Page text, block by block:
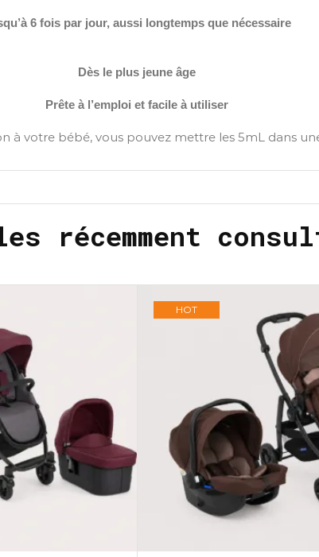
6 fois par jour, aussi longtemps que nécessaire
Dès le plus jeune âge
Prête à l’emploi et facile à utiliser
à votre bébé, vous pouvez mettre les 5mL dans
récemment
HOT